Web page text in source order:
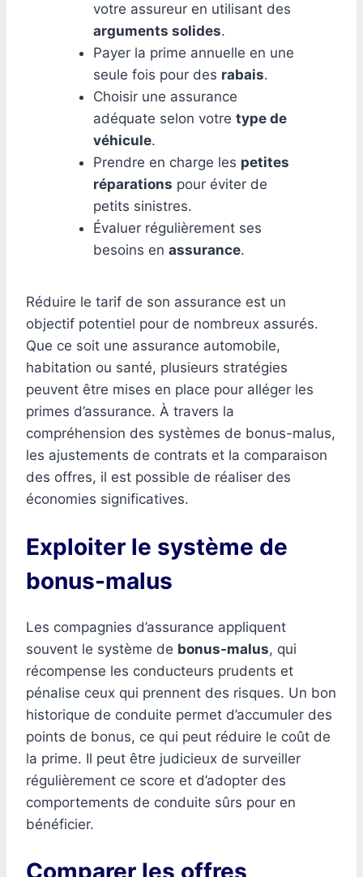
votre assureur en utilisant des
arguments solides.
Payer la prime annuelle en une
seule fois pour des rabais.
Choisir une assurance
adéquate selon votre type de
véhicule.
Prendre en charge les petites
réparations pour éviter de
petits sinistres.
Évaluer régulièrement ses
besoins en assurance.
Réduire le tarif de son assurance est un
objectif potentiel pour de nombreux assurés.
Que ce soit une assurance automobile,
habitation ou santé, plusieurs stratégies
peuvent être mises en place pour alléger les
primes d’assurance. À travers la
compréhension des systèmes de bonus-malus,
les ajustements de contrats et la comparaison
des offres, il est possible de réaliser des
économies significatives.
Exploiter le système de
bonus-malus
Les compagnies d’assurance appliquent
souvent le système de bonus-malus, qui
récompense les conducteurs prudents et
pénalise ceux qui prennent des risques. Un bon
historique de conduite permet d’accumuler des
points de bonus, ce qui peut réduire le coût de
la prime. Il peut être judicieux de surveiller
régulièrement ce score et d’adopter des
comportements de conduite sûrs pour en
bénéficier.
Comparer les offres